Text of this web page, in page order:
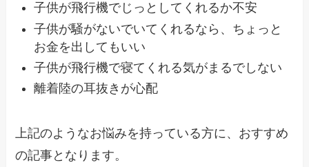
子供が飛行機でじっとしてくれるか不安
子供が騒がないでいてくれるなら、ちょっと
お金を出してもいい
子供が飛行機で寝てくれる気がまるでしない
離着陸の耳抜きが心配
上記のようなお悩みを持っている方に、おすすめ
の記事となります。